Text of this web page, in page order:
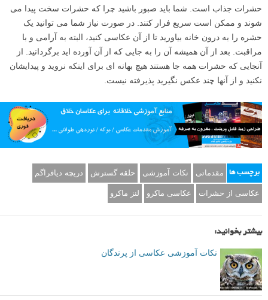
حشرات جذاب است. شما باید صبور باشید چرا که حشرات سخت پیدا می
شوند و ممکن است سریع فرار کنند. در صورت نیاز شما می توانید یک
حشره را به درون خانه بیاورید تا از آن عکاسی کنید، البته به آرامی و با
مراقبت. بعد از آن همیشه آن را به جایی که از آن آورده اید برگردانید. از
آنجایی که حشرات همه جا هستند هیچ بهانه ای برای اینکه نروید و پیدایشان
نکنید و از آنها چند عکس نگیرید پذیرفته نیست.
برچسب ها مقدماتی نکات آموزشی حلقه گسترش دریچه دیافراگم
عکاسی از حشرات عکاسی ماکرو لنز ماکرو
بیشتر بخوانید:
نکات آموزشی عکاسی از پرندگان